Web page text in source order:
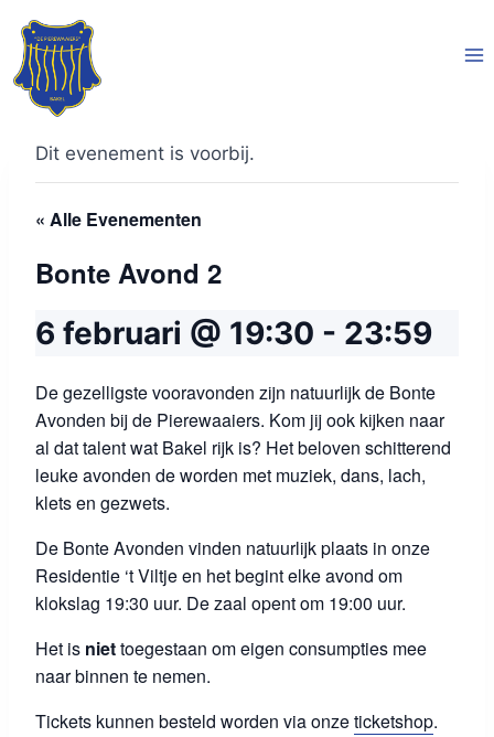
naar
inhoud
Dit evenement is voorbij.
« Alle Evenementen
Bonte Avond 2
6 februari @ 19:30 - 23:59
De gezelligste vooravonden zijn natuurlijk de Bonte
Avonden bij de Pierewaaiers. Kom jij ook kijken naar
al dat talent wat Bakel rijk is? Het beloven schitterend
leuke avonden de worden met muziek, dans, lach,
klets en gezwets.
De Bonte Avonden vinden natuurlijk plaats in onze
Residentie ‘t Viltje en het begint elke avond om
klokslag 19:30 uur. De zaal opent om 19:00 uur.
Het is niettoegestaan om eigen consumpties mee
naar binnen te nemen.
Tickets kunnen besteld worden via onzeticketshop.